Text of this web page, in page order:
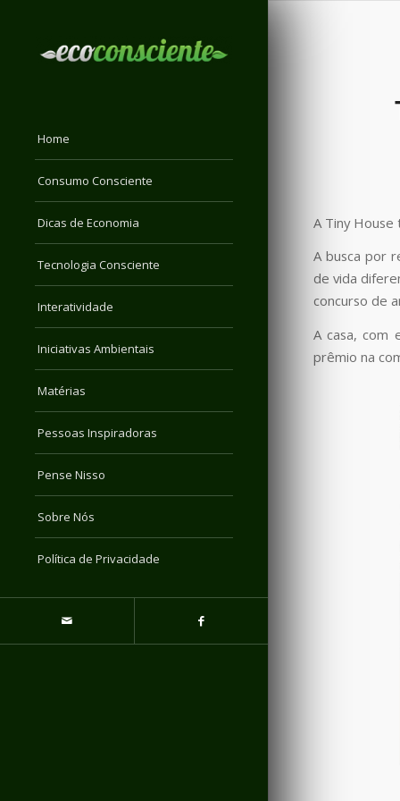
Home
Consumo Consciente
Dicas de Economia
Tecnologia Consciente
Interatividade
Iniciativas Ambientais
Matérias
Pessoas Inspiradoras
Pense Nisso
Sobre Nós
Política de Privacidade
A Tiny House
A busca por
de vida
concurso de
A casa, com
prêmio na